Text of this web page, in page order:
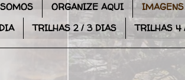
ORGANIZE AQUI IMAGENS
TRILHAS 2 / 3 DIAS TRILHAS